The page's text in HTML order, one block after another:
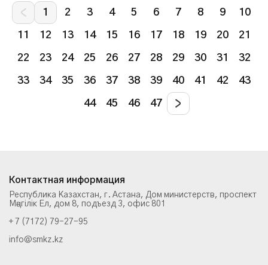
1 2 3 4 5 6 7 8 9 10
11 12 13 14 15 16 17 18 19 20 21
22 23 24 25 26 27 28 29 30 31 32
33 34 35 36 37 38 39 40 41 42 43
44 45 46 47
Контактная информация
Республика Казахстан, г. Астана, Дом министерств, проспект
Мәңгілік Ел, дом 8, подъезд 3, офис 801
+ 7 (7172) 79-27-95
info@smkz.kz